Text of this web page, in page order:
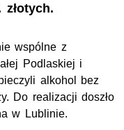
wspólne z
Podlaskiej i
alkohol bez
Do realizacji doszło
w Lublinie.